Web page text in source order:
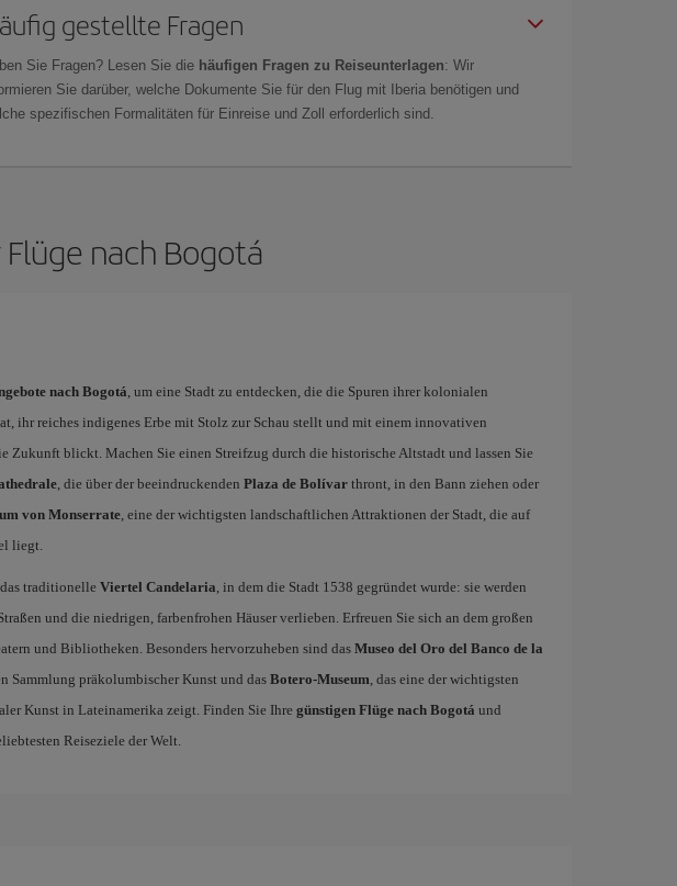
gestellte Fragen
Sie Fragen? Lesen Sie die häufigen Fragen zu Reiseunterlagen: Wir
Sie darüber, welche Dokumente Sie für den Flug mit Iberia benötigen und
spezifischen Formalitäten für Einreise und Zoll erforderlich sind.
nach Bogotá
nach Bogotá, um eine Stadt zu entdecken, die die Spuren ihrer kolonialen
ihr reiches indigenes Erbe mit Stolz zur Schau stellt und mit einem innovativen
Zukunft blickt. Machen Sie einen Streifzug durch die historische Altstadt und lassen Sie
, die über der beeindruckenden Plaza de Bolívarthront, in den Bann ziehen oder
von Monserrate, eine der wichtigsten landschaftlichen Attraktionen der Stadt, die auf
liegt.
traditionelle Viertel Candelaria, in dem die Stadt 1538 gegründet wurde: sie werden
und die niedrigen, farbenfrohen Häuser verlieben. Erfreuen Sie sich an dem großen
und Bibliotheken. Besonders hervorzuheben sind das Museo del Oro del Banco de la
Sammlung präkolumbischer Kunst und das Botero-Museum, das eine der wichtigsten
Kunst in Lateinamerika zeigt. Finden Sie Ihre günstigen Flüge nach Bogotá und
Reiseziele der Welt.